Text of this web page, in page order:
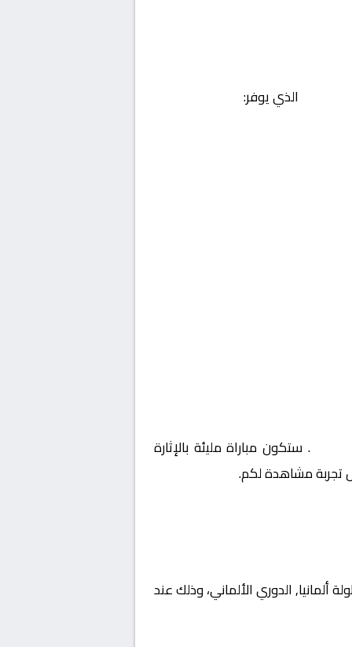
الذي يوفر:
. ستكون مباراة مليئة بالإثارة
تجربة مشاهدة لكم.
بطولة ألمانيا, الدوري الألماني، وذلك عند